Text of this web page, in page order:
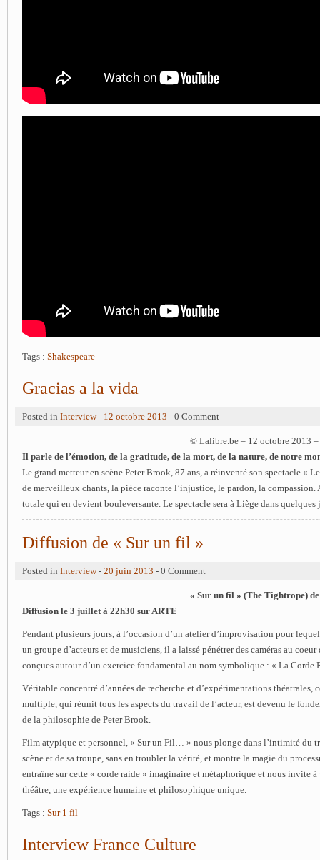
Tags : Shakespeare
Gracias a la vida
Posted in Interview- 12 octobre 2013 - 0 Comment
© Lalibre.be – 12 octobre 2013
Il parle de l’émotion, de la gratitude, de la mort, de la nature, de notre
Le grand metteur en scène Peter Brook, 87 ans, a réinventé son spectacle «
de merveilleux chants, la pièce raconte l’injustice, le pardon, la compassion.
totale qui en devient bouleversante. Le spectacle sera à Liège dans quelques
Diffusion de « Sur un fil »
Posted in Interview- 20 juin 2013 - 0 Comment
« Sur un fil » (The Tightrope)
Diffusion le 3 juillet à 22h30 sur ARTE
Pendant plusieurs jours, à l’occasion d’un atelier d’improvisation pour
un groupe d’acteurs et de musiciens, il a laissé pénétrer des caméras au coeur
conçues autour d’un exercice fondamental au nom symbolique : « La Corde
Véritable concentré d’années de recherche et d’expérimentations théatrales,
multiple, qui réunit tous les aspects du travail de l’acteur, est devenu le
de la philosophie de Peter Brook.
Film atypique et personnel, « Sur un Fil… » nous plonge dans l’intimité du
scène et de sa troupe, sans en troubler la vérité, et montre la magie du
entraîne sur cette « corde raide » imaginaire et métaphorique et nous invite
théâtre, une expérience humaine et philosophique unique.
Tags : Sur 1 fil
Interview France Culture